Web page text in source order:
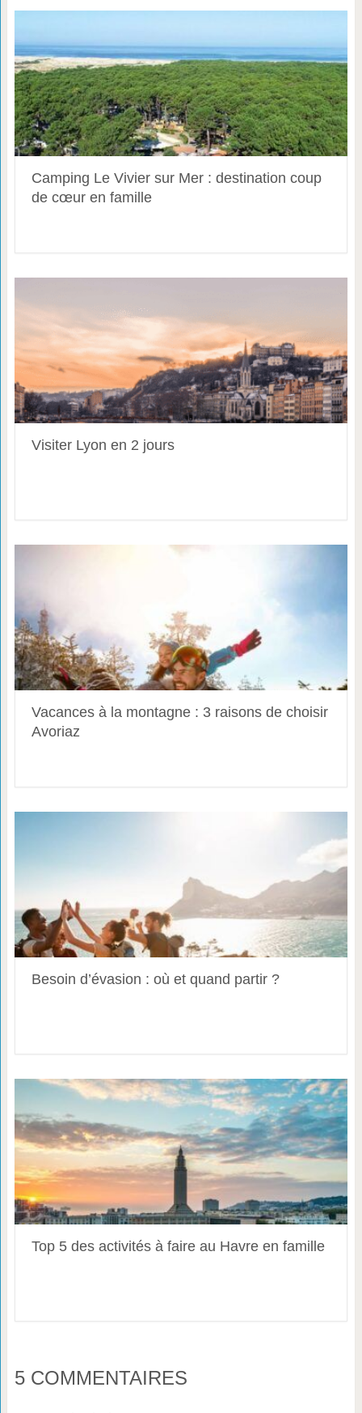
Camping Le Vivier sur Mer : destination coup
de cœur en famille
Visiter Lyon en 2 jours
Vacances à la montagne : 3 raisons de choisir
Avoriaz
Besoin d’évasion : où et quand partir ?
Top 5 des activités à faire au Havre en famille
5 COMMENTAIRES